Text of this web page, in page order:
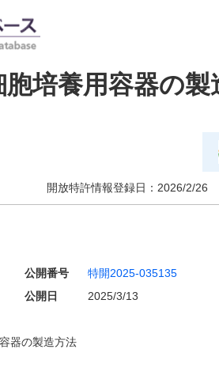
培養用容器の製
開放特許情報登録日： 2026/2/26
公開番号
特開2025-035135
公開日
2025/3/13
器の製造方法